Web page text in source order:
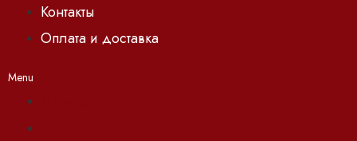
Контакты
Оплата и доставка
Menu